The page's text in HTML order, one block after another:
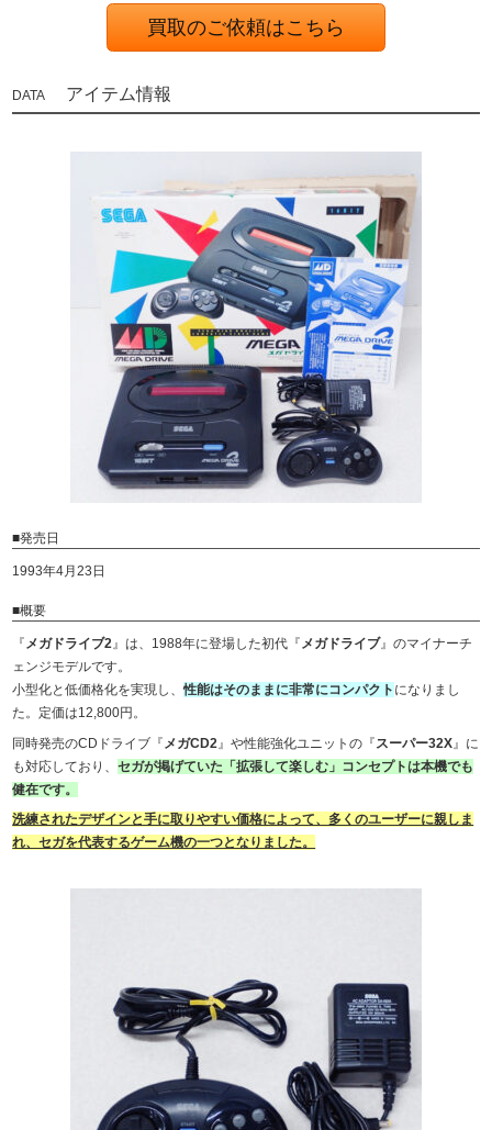
買取のご依頼はこちら
アイテム情報
■発売日
1993年4月23日
■概要
『メガドライブ2』は、1988年に登場した初代『メガドライブ』のマイナーチ
ェンジモデルです。
小型化と低価格化を実現し、性能はそのままに非常にコンパクト になりまし
た。定価は12,800円。
同時発売のCDドライブ『 メガCD2 』や性能強化ユニットの『 スーパー32X 』に
も対応しており、セガが掲げていた「拡張して楽しむ」コンセプトは本機でも
健在です。
洗練されたデザインと手に取りやすい価格によって、多くのユーザーに親しま
れ、セガを代表するゲーム機の一つとなりました。